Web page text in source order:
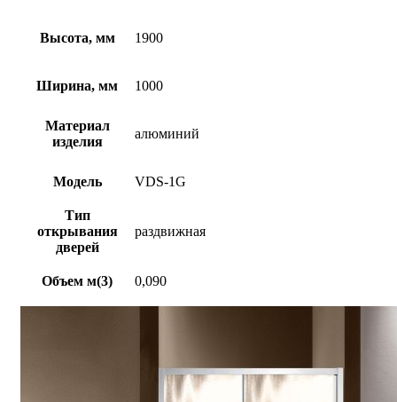
Высота, мм 1900
Ширина, мм 1000
Материал
изделия
алюминий
Модель VDS-1G
Тип
открывания
дверей
раздвижная
Объем м(3) 0,090